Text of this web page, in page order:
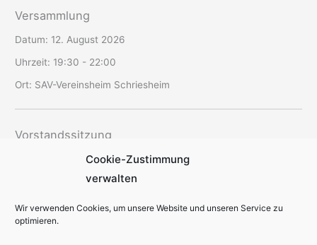
Cookie-Zustimmung
verwalten
Wir verwenden Cookies, um unsere Website und unseren Service zu
optimieren.
Versammlung
Datum: 12. August 2026
Uhrzeit: 19:30 - 22:00
Ort: SAV-Vereinsheim Schriesheim
Vorstandssitzung
20. August 2026
19:00 - 22:30
Ort:offen